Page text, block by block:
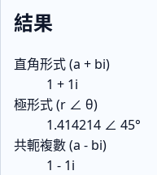
結果
直角形式 (a + bi)
1 + 1i
極形式 (r ∠ θ)
1.414214 ∠ 45°
共軛複數 (a - bi)
1 - 1i